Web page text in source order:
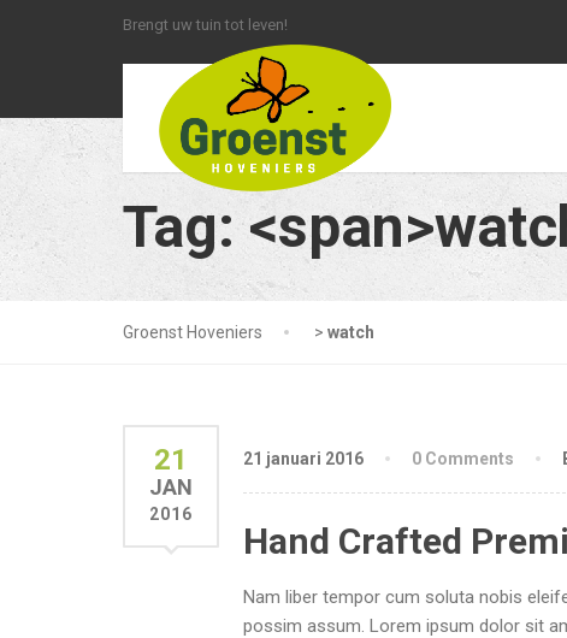
Brengt uw tuin tot leven!
Tag:
Groenst Hoveniers > watch
21
JAN
2016
21 januari 2016 0 Comments
Hand Crafted
Nam liber tempor cum soluta nobis
possim assum. Lorem ipsum dolor sit